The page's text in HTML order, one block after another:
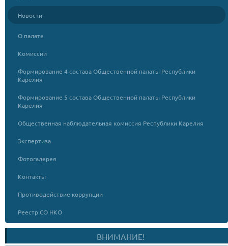
Новости
О палате
Комиссии
Формирование 4 состава Общественной палаты Республики
Карелия
Формирование 5 состава Общественной палаты Республики
Карелия
Общественная наблюдательная комиссия Республики Карелия
Экспертиза
Фотогалерея
Контакты
Противодействие коррупции
Реестр СО НКО
ВНИМАНИЕ!